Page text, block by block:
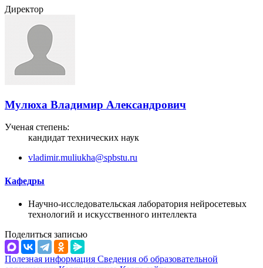
Директор
Мулюха Владимир Александрович
Ученая степень:
кандидат технических наук
vladimir.muliukha@spbstu.ru
Кафедры
Научно-исследовательская лаборатория нейросетевых
технологий и искусственного интеллекта
Поделиться записью
Полезная информация Сведения об образовательной